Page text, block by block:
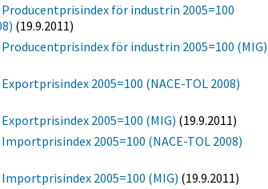
för industrin 2005=100
(19.9.2011)
för industrin 2005=100 (MIG)
2005=100 (NACE-TOL 2008)
2005=100 (MIG) (19.9.2011)
2005=100 (NACE-TOL 2008)
2005=100 (MIG) (19.9.2011)